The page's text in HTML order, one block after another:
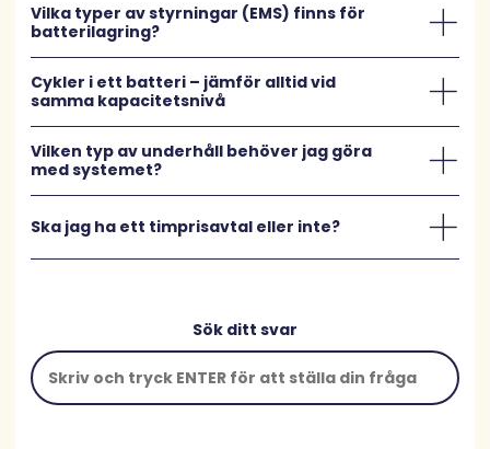
Vilka typer av styrningar (EMS) finns för
batterilagring?
Cykler i ett batteri – jämför alltid vid
samma kapacitetsnivå
Vilken typ av underhåll behöver jag göra
med systemet?
Ska jag ha ett timprisavtal eller inte?
Sök ditt svar